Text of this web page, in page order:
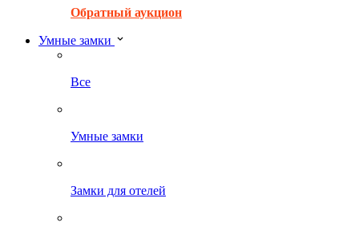
Обратный аукцион
Умные замки
Все
Умные замки
Замки для отелей